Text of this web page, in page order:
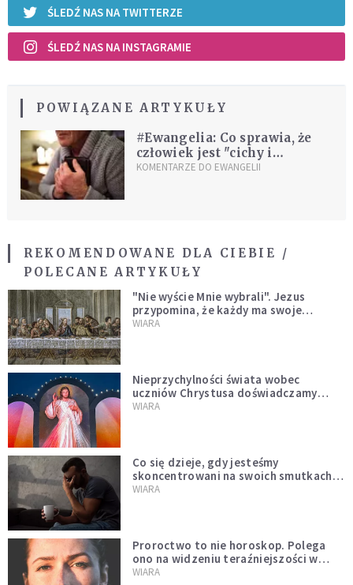
ŚLEDŹ NAS NA TWITTERZE
ŚLEDŹ NAS NA INSTAGRAMIE
POWIĄZANE ARTYKUŁY
#Ewangelia: Co sprawia, że
człowiek jest "cichy i
pokornego serca"
KOMENTARZE DO EWANGELII
REKOMENDOWANE DLA CIEBIE /
POLECANE ARTYKUŁY
"Nie wyście Mnie wybrali". Jezus
przypomina, że każdy ma swoje
miejsce i swoją misję
WIARA
Nieprzychylności świata wobec
uczniów Chrystusa doświadczamy
wszyscy, również dzisiaj
WIARA
Co się dzieje, gdy jesteśmy
skoncentrowani na swoich smutkach?
Mówi o tym św. Jan
WIARA
Proroctwo to nie horoskop. Polega
ono na widzeniu teraźniejszości w
świetle przeszłości Jezusa
WIARA